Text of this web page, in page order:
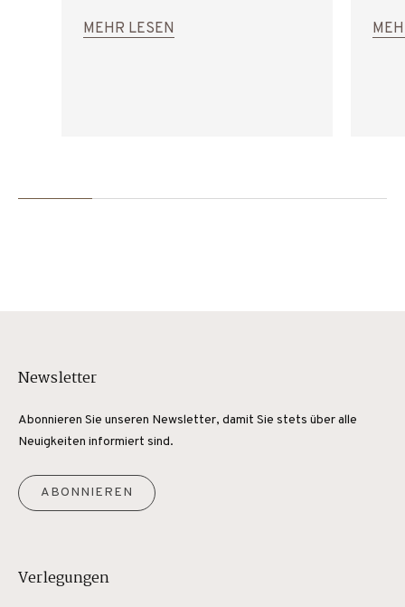
MEHR LESEN
Newsletter
Abonnieren Sie unseren Newsletter, damit Sie stets über alle
Neuigkeiten informiert sind.
ABONNIEREN
Verlegungen